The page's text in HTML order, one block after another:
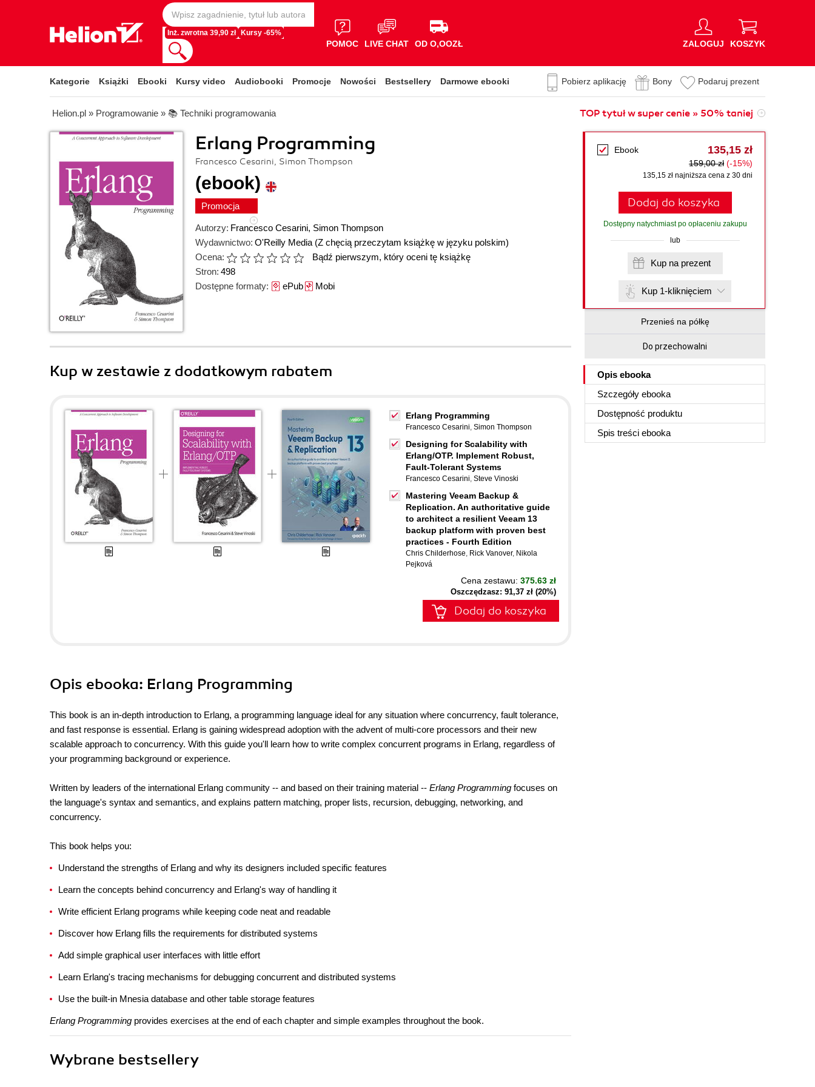
Inż. zwrotna 39,90 zł Kursy -65%
POMOC LIVE CHAT OD O,OOZŁ ZALOGUJ KOSZYK
Kategorie Książki Ebooki Kursy video Audiobooki Promocje Nowości Bestsellery Darmowe ebooki Pobierz aplikację Bony Podaruj prezent
Helion.pl » Programowanie » 📚 Techniki programowania TOP tytuł w super cenie » 50% taniej
Erlang Programming
Francesco Cesarini, Simon Thompson
(ebook)
Promocja
Autorzy: Francesco Cesarini, Simon Thompson
Wydawnictwo: O'Reilly Media (Z chęcią przeczytam książkę w języku polskim)
Ocena:
Bądź pierwszym, który oceni tę książkę
Stron: 498
Dostępne formaty: ePubMobi
Ebook 135,15 zł
159,00 zł (-15%)
135,15 zł najniższa cena z 30 dni
Dodaj do koszyka
Dostępny natychmiast po opłaceniu zakupu
lub
Kup na prezent
Kup 1-kliknięciem
Przenieś na półkę
Do przechowalni
Opis ebooka
Szczegóły ebooka
Dostępność produktu
Spis treści ebooka
Kup w zestawie z dodatkowym rabatem
Erlang Programming
Francesco Cesarini, Simon Thompson
Designing for Scalability with
Erlang/OTP. Implement Robust,
Fault-Tolerant Systems
Francesco Cesarini, Steve Vinoski
Mastering Veeam Backup &
Replication. An authoritative guide
to architect a resilient Veeam 13
backup platform with proven best
practices - Fourth Edition
Chris Childerhose, Rick Vanover, Nikola
Pejková
Cena zestawu: 375.63 zł
Oszczędzasz: 91,37 zł (20%)
Dodaj do koszyka
Opis ebooka: Erlang Programming
This book is an in-depth introduction to Erlang, a programming language ideal for any situation where concurrency, fault tolerance,
and fast response is essential. Erlang is gaining widespread adoption with the advent of multi-core processors and their new
scalable approach to concurrency. With this guide you'll learn how to write complex concurrent programs in Erlang, regardless of
your programming background or experience.
Written by leaders of the international Erlang community -- and based on their training material -- Erlang Programming focuses on
the language's syntax and semantics, and explains pattern matching, proper lists, recursion, debugging, networking, and
concurrency.
This book helps you:
Understand the strengths of Erlang and why its designers included specific features
Learn the concepts behind concurrency and Erlang's way of handling it
Write efficient Erlang programs while keeping code neat and readable
Discover how Erlang fills the requirements for distributed systems
Add simple graphical user interfaces with little effort
Learn Erlang's tracing mechanisms for debugging concurrent and distributed systems
Use the built-in Mnesia database and other table storage features
Erlang Programming provides exercises at the end of each chapter and simple examples throughout the book.
Wybrane bestsellery